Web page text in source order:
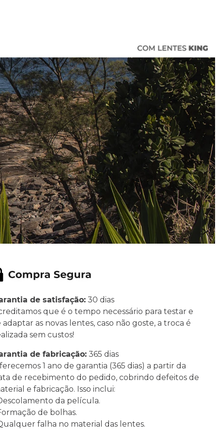
de satisfação:30 dias
que é o tempo necessário para testar e
adaptar as novas lentes, caso não goste, a troca é
sem custos!
de fabricação:365 dias
1 ano de garantia (365 dias) a partir da
de recebimento do pedido, cobrindo defeitos de
e fabricação. Isso inclui:
da película.
de bolhas.
falha no material das lentes.